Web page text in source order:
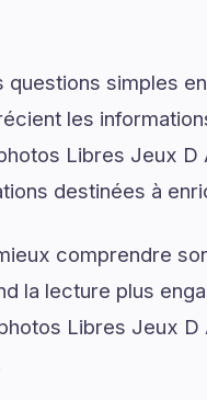
simples
les
Libres Jeux D
destinées à
comprendre
la lecture plus
Libres Jeux D